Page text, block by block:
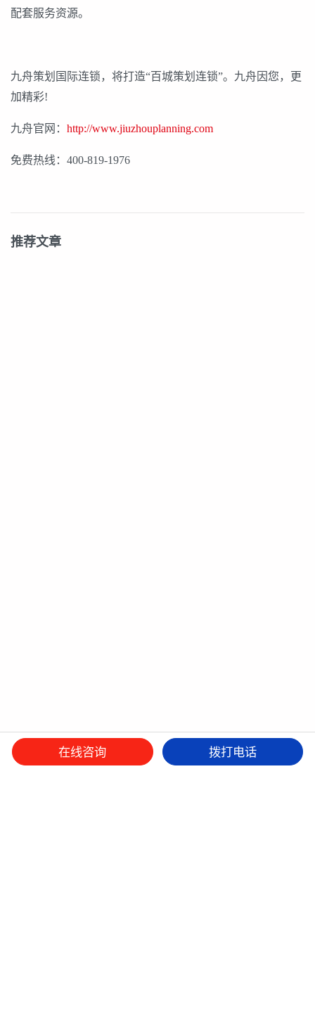
配套服务资源。
九舟策划国际连锁，将打造“百城策划连锁”。九舟因您，更
加精彩!
九舟官网： http://www.jiuzhouplanning.com
免费热线：400-819-1976
推荐文章
在线咨询 拨打电话